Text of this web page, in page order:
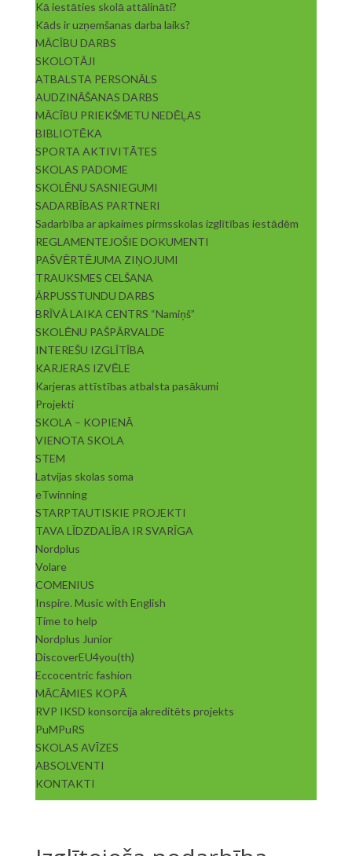
Kā iestāties skolā attālināti?
Kāds ir uzņemšanas darba laiks?
MĀCĪBU DARBS
SKOLOTĀJI
ATBALSTA PERSONĀLS
AUDZINĀŠANAS DARBS
MĀCĪBU PRIEKŠMETU NEDĒĻAS
BIBLIOTĒKA
SPORTA AKTIVITĀTES
SKOLAS PADOME
SKOLĒNU SASNIEGUMI
SADARBĪBAS PARTNERI
Sadarbība ar apkaimes pirmsskolas izglītības iestādēm
REGLAMENTEJOŠIE DOKUMENTI
PAŠVĒRTĒJUMA ZIŅOJUMI
TRAUKSMES CELŠANA
ĀRPUSSTUNDU DARBS
BRĪVĀ LAIKA CENTRS “Namiņš”
SKOLĒNU PAŠPĀRVALDE
INTEREŠU IZGLĪTĪBA
KARJERAS IZVĒLE
Karjeras attīstības atbalsta pasākumi
Projekti
SKOLA – KOPIENĀ
VIENOTA SKOLA
STEM
Latvijas skolas soma
eTwinning
STARPTAUTISKIE PROJEKTI
TAVA LĪDZDALĪBA IR SVARĪGA
Nordplus
Volare
COMENIUS
Inspire. Music with English
Time to help
Nordplus Junior
DiscoverEU4you(th)
Eccocentric fashion
MĀCĀMIES KOPĀ
RVP IKSD konsorcija akreditēts projekts
PuMPuRS
SKOLAS AVĪZES
ABSOLVENTI
KONTAKTI